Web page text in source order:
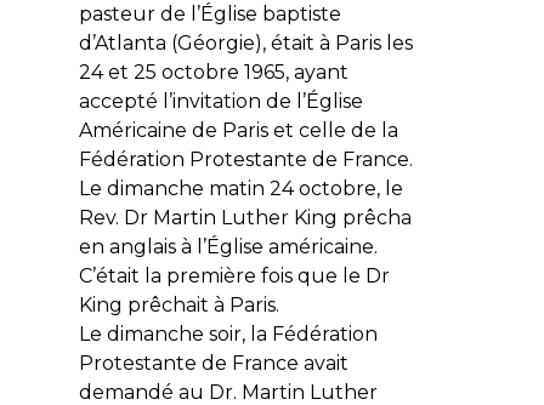
pasteur de l’Église baptiste
d’Atlanta (Géorgie), était à Paris les
24 et 25 octobre 1965, ayant
accepté l’invitation de l’Église
Américaine de Paris et celle de la
Fédération Protestante de France.
Le dimanche matin 24 octobre, le
Rev. Dr Martin Luther King prêcha
en anglais à l’Église américaine.
C’était la première fois que le Dr
King prêchait à Paris.
Le dimanche soir, la Fédération
Protestante de France avait
demandé au Dr. Martin Luther